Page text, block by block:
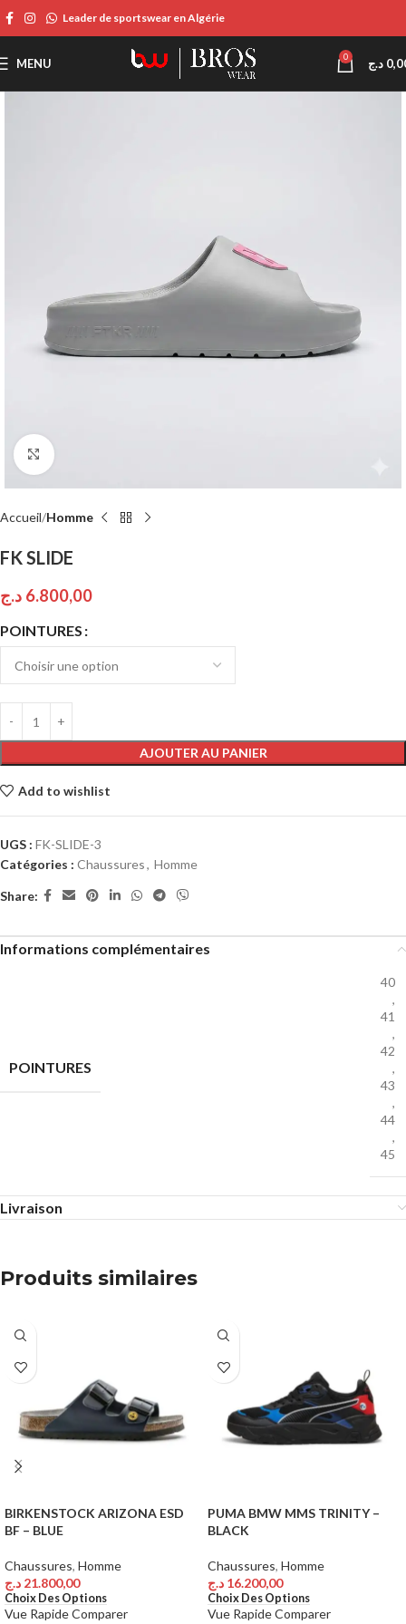
Leader de sportswear en Algérie
MENU 0 د.ج
Click to enlarge
Accueil Homme
FK SLIDE
6.800,00 د.ج
POINTURES
AJOUTER AU PANIER
Add to wishlist
UGS : FK-SLIDE-3
Catégories : Chaussures, Homme
Share:
Informations complémentaires
POINTURES
40
,
41
,
42
,
43
,
44
,
45
Livraison
Produits similaires
BIRKENSTOCK ARIZONA ESD
BF – BLUE
Chaussures, Homme
21.800,00 د.ج
Choix Des Options
Vue RapideComparer
PUMA BMW MMS TRINITY –
BLACK
Chaussures, Homme
16.200,00 د.ج
Choix Des Options
Vue RapideComparer